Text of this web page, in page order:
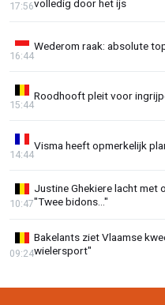
volledig door het ijs
17:56
Wederom raak: absolute
16:44
Roodhooft pleit voor
15:44
Visma heeft opmerkelijk
14:44
Justine Ghekiere lacht
"Twee bidons..."
10:47
Bakelants ziet Vlaamse
wielersport"
09:24